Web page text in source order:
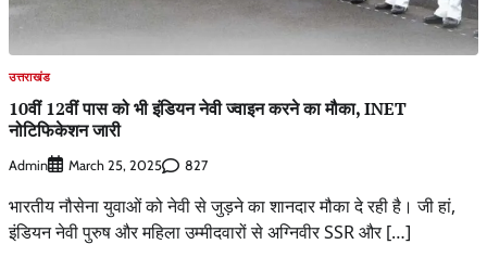
उत्तराखंड
10वीं 12वीं पास को भी इंडियन नेवी ज्वाइन करने का मौका, INET
नोटिफिकेशन जारी
Admin March 25, 2025 827
भारतीय नौसेना युवाओं को नेवी से जुड़ने का शानदार मौका दे रही है। जी हां,
इंडियन नेवी पुरुष और महिला उम्मीदवारों से अग्निवीर SSR और […]